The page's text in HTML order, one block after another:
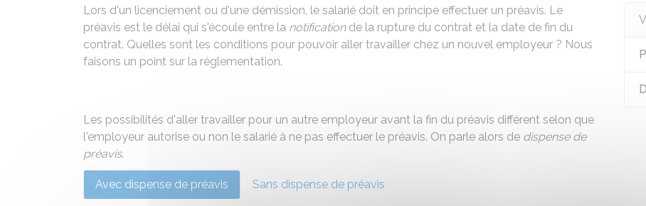
Lors d'un licenciement ou d'une démission, le salarié doit en principe effectuer un préavis. Le
préavis est le délai qui s'écoule entre la notificationde la rupture du contrat et la date de fin du
contrat. Quelles sont les conditions pour pouvoir aller travailler chez un nouvel employeur ? Nous
faisons un point sur la réglementation.
Les possibilités d'aller travailler pour un autre employeur avant la fin du préavis différent selon que
l'employeur autorise ou non le salarié à ne pas effectuer le préavis. On parle alors de dispense de
préavis.
Avec dispense de préavis Sans dispense de préavis